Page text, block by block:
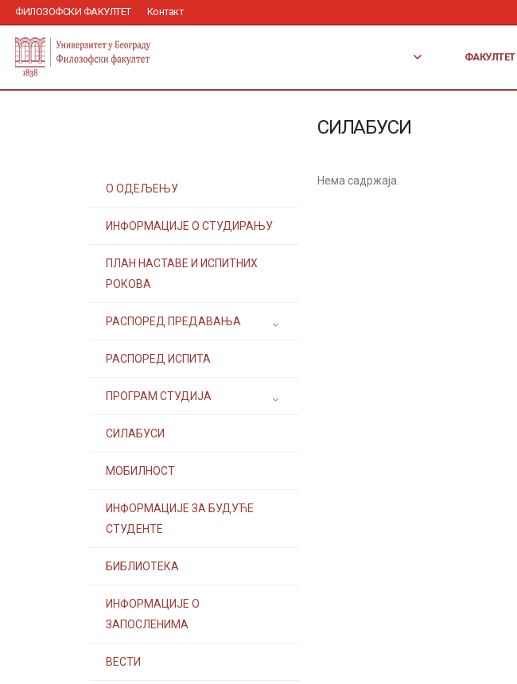
ФИЛОЗОФСКИ ФАКУЛТЕТ Контакт
ФАКУЛТЕТ
СИЛАБУСИ
О ОДЕЉЕЊУ
ИНФОРМАЦИЈЕ О СТУДИРАЊУ
ПЛАН НАСТАВЕ И ИСПИТНИХ
РОКОВА
РАСПОРЕД ПРЕДАВАЊА
РАСПОРЕД ИСПИТА
ПРОГРАМ СТУДИЈА
СИЛАБУСИ
МОБИЛНОСТ
ИНФОРМАЦИЈЕ ЗА БУДУЋЕ
СТУДЕНТЕ
БИБЛИОТЕКА
ИНФОРМАЦИЈЕ О
ЗАПОСЛЕНИМА
ВЕСТИ
Нема садржаја.